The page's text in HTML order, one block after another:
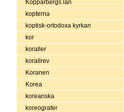
Kopparbergs län
kopterna
koptisk-ortodoxa kyrkan
kor
koraller
korallrev
Koranen
Korea
koreanska
koreografer